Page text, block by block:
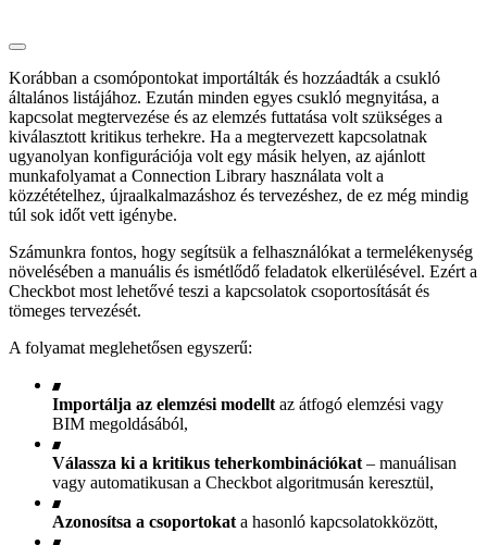
Korábban a csomópontokat importálták és hozzáadták a csukló
általános listájához. Ezután minden egyes csukló megnyitása, a
kapcsolat megtervezése és az elemzés futtatása volt szükséges a
kiválasztott kritikus terhekre. Ha a megtervezett kapcsolatnak
ugyanolyan konfigurációja volt egy másik helyen, az ajánlott
munkafolyamat a Connection Library használata volt a
közzétételhez, újraalkalmazáshoz és tervezéshez, de ez még mindig
túl sok időt vett igénybe.
Számunkra fontos, hogy segítsük a felhasználókat a termelékenység
növelésében a manuális és ismétlődő feladatok elkerülésével. Ezért a
Checkbot most lehetővé teszi a kapcsolatok csoportosítását és
tömeges tervezését.
A folyamat meglehetősen egyszerű:
Importálja az elemzési modellt az átfogó elemzési vagy
BIM megoldásából,
Válassza ki a kritikus teherkombinációkat – manuálisan
vagy automatikusan a Checkbot algoritmusán keresztül,
Azonosítsa a csoportokat a hasonló kapcsolatokközött,